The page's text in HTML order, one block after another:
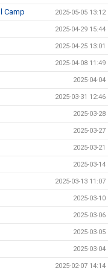
Camp 2025-05-05 13:12
2025-04-29 15:44
2025-04-25 13:01
2025-04-08 11:49
2025-04-04
2025-03-31 12:46
2025-03-28
2025-03-27
2025-03-21
2025-03-14
2025-03-13 11:07
2025-03-10
2025-03-06
2025-03-05
2025-03-04
2025-02-07 14:14